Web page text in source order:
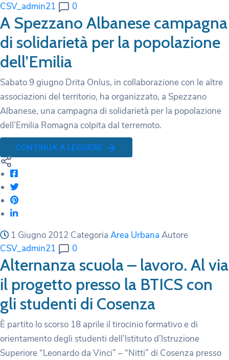
CSV_admin21
0
A Spezzano Albanese campagna
di solidarietà per la popolazione
dell’Emilia
Sabato 9 giugno Drita Onlus, in collaborazione con le altre
associazioni del territorio, ha organizzato, a Spezzano
Albanese, una campagna di solidarietà per la popolazione
dell’Emilia Romagna colpita dal terremoto.
CONTINUA A LEGGERE
1 Giugno 2012 Categoria Area Urbana Autore
CSV_admin21
0
Alternanza scuola – lavoro. Al via
il progetto presso la BTICS con
gli studenti di Cosenza
È partito lo scorso 18 aprile il tirocinio formativo e di
orientamento degli studenti dell’Istituto d’Istruzione
Superiore “Leonardo da Vinci” – “Nitti” di Cosenza presso